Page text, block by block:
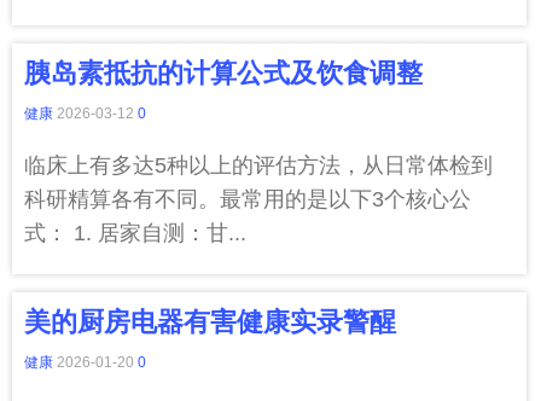
胰岛素抵抗的计算公式及饮食调整
健康 2026-03-12 0
临床上有多达5种以上的评估方法，从日常体检到
科研精算各有不同。最常用的是以下3个核心公
式： 1. 居家自测：甘...
美的厨房电器有害健康实录警醒
健康 2026-01-20 0